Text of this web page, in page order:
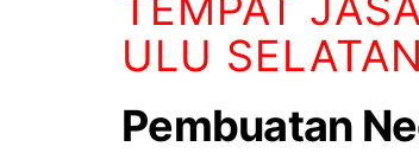
ULU SELATAN
Pembuatan